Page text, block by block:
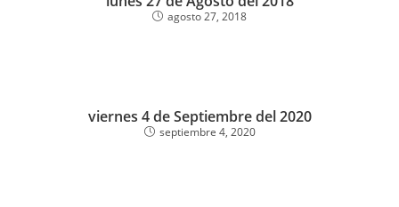
agosto 27, 2018
viernes 4 de Septiembre del 2020
septiembre 4, 2020